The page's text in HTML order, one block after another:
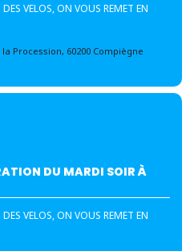
VELOS, ON VOUS REMET EN
la Procession, 60200 Compiègne
DU MARDI SOIR À
VELOS, ON VOUS REMET EN